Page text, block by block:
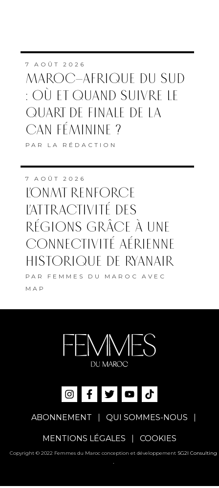
7 AOÛT 2026
MAROC–AFRIQUE DU SUD
: OÙ ET QUAND SUIVRE LE
QUART DE FINALE DE LA
CAN FÉMININE ?
PAR LA RÉDACTION
7 AOÛT 2026
L’ONMT RENFORCE
L’ATTRACTIVITÉ DES
RÉGIONS GRÂCE À UNE
CONNECTIVITÉ AÉRIENNE
HISTORIQUE DE RYANAIR
PAR FEMMES DU MAROC AVEC
MAP
ABONNEMENT QUI SOMMES-NOUS
MENTIONS LÉGALES COOKIES
Copyright © 2022 Femmes du Maroc conception et développement SG2I Consulting